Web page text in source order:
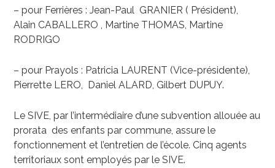
– pour Ferrières : Jean-Paul GRANIER ( Président),
Alain CABALLERO , Martine THOMAS, Martine
RODRIGO
– pour Prayols : Patricia LAURENT (Vice-présidente),
Pierrette LERO, Daniel ALARD, Gilbert DUPUY.
Le SIVE, par l’intermédiaire d’une subvention allouée au
prorata des enfants par commune, assure le
fonctionnement et l’entretien de l’école. Cinq agents
territoriaux sont employés par le SIVE.